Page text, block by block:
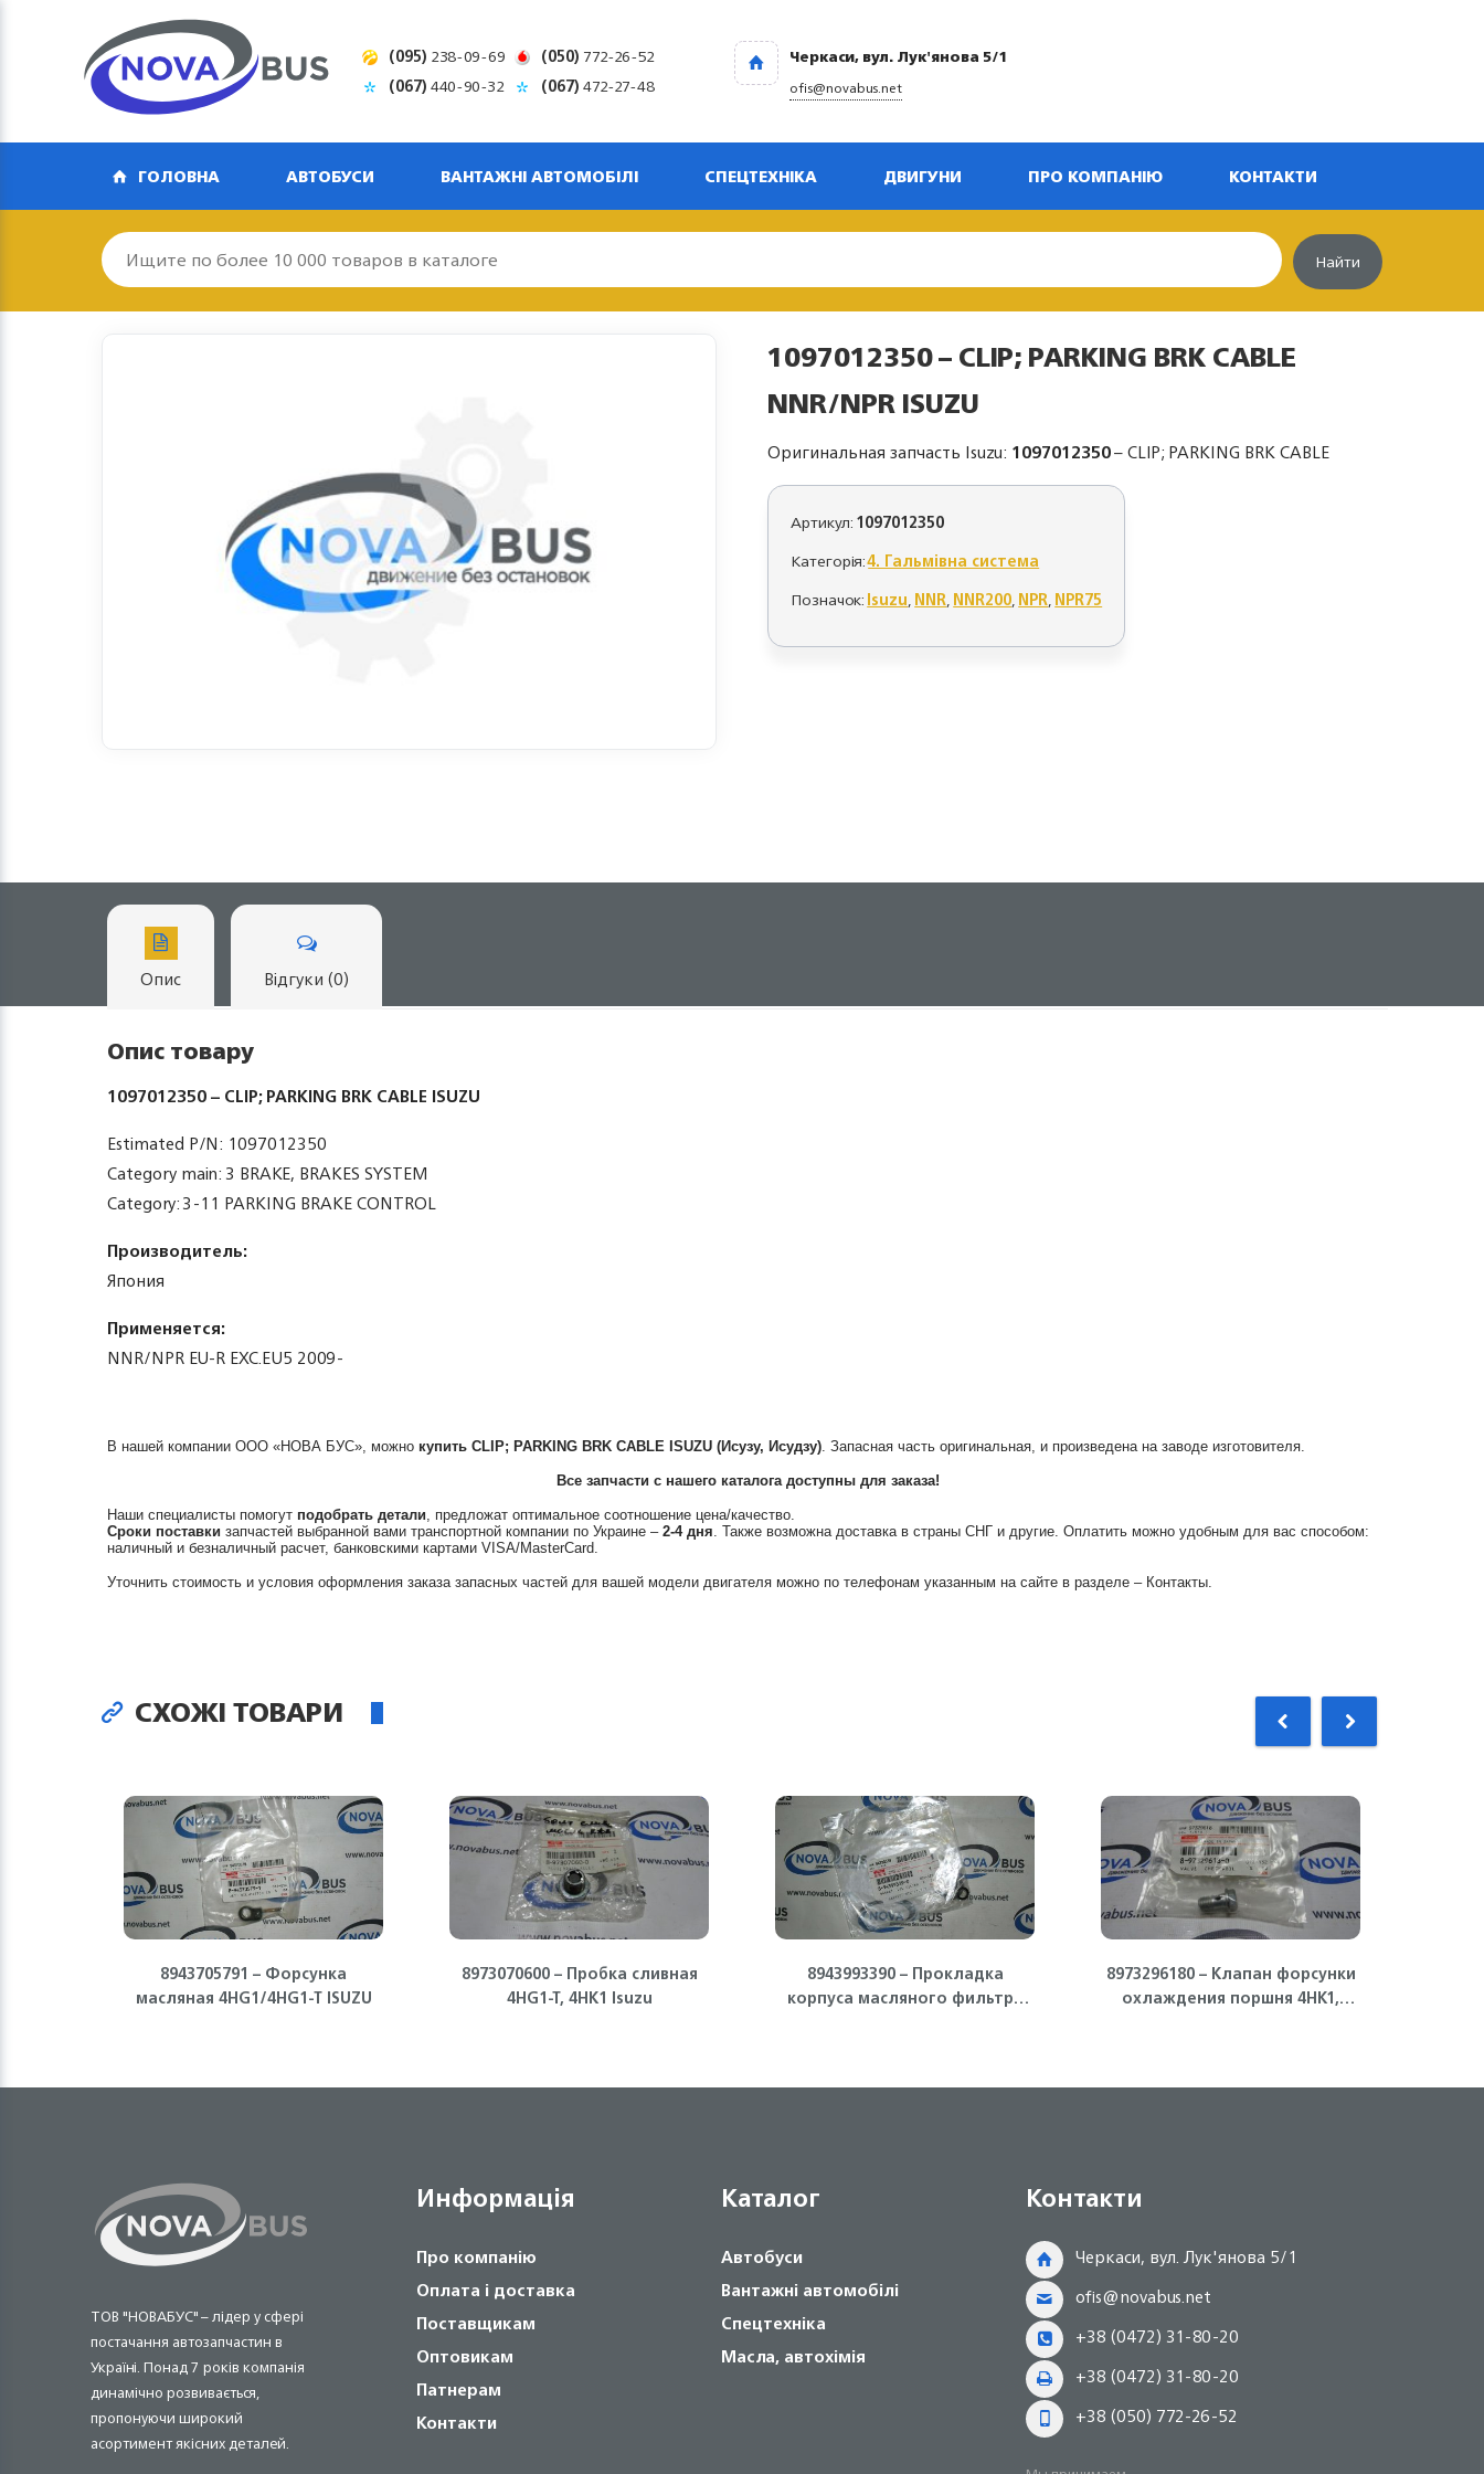
(095) 238-09-69 (050) 772-26-52
(067)440-90-32 (067)472-27-48
Черкаси, вул. Лук'янова 5/1
ofis@novabus.net
ГОЛОВНА АВТОБУСИ ВАНТАЖНІ АВТОМОБІЛІ СПЕЦТЕХНІКА ДВИГУНИ ПРО КОМПАНІЮ КОНТАКТИ
Найти
1097012350 – CLIP; PARKING BRK CABLE
NNR/NPR ISUZU
Оригинальная запчасть Isuzu: 1097012350– CLIP; PARKING BRK CABLE
Артикул:1097012350
Категорія:4. Гальмівна система
Позначок:Isuzu,NNR,NNR200,NPR,NPR75
Опис Відгуки (0)
Опис товару
1097012350 – CLIP; PARKING BRK CABLE ISUZU
Estimated P/N: 1097012350
Category main: 3 BRAKE, BRAKES SYSTEM
Category: 3-11 PARKING BRAKE CONTROL
Производитель:
Япония
Применяется:
NNR/NPR EU-R EXC.EU5 2009-
В нашей компании ООО «НОВА БУС», можно купить CLIP; PARKING BRK CABLE ISUZU (Исузу, Исудзу). Запасная часть оригинальная, и произведена на заводе изготовителя.
Все запчасти с нашего каталога доступны для заказа!
Наши специалисты помогут подобрать детали, предложат оптимальное соотношение цена/качество.
Сроки поставки запчастей выбранной вами транспортной компании по Украине – 2-4 дня. Также возможна доставка в страны СНГ и другие. Оплатить можно удобным для вас способом:
наличный и безналичный расчет, банковскими картами VISA/MasterCard.
Уточнить стоимость и условия оформления заказа запасных частей для вашей модели двигателя можно по телефонам указанным на сайте в разделе – Контакты.
СХОЖІ ТОВАРИ
8943705791 – Форсунка
масляная 4HG1/4HG1-T ISUZU
8973070600 – Пробка сливная
4HG1-T, 4HK1 Isuzu
8943993390 – Прокладка
корпуса масляного фильтра
8973296180 – Клапан форсунки
охлаждения поршня 4HK1,
ТОВ "НОВАБУС" – лідер у сфері
постачання автозапчастин в
Україні. Понад 7 років компанія
динамічно розвивається,
пропонуючи широкий
асортимент якісних деталей.
Информація
Про компанію
Оплата і доставка
Поставщикам
Оптовикам
Патнерам
Контакти
Каталог
Автобуси
Вантажні автомобілі
Спецтехніка
Масла, автохімія
Контакти
Черкаси, вул. Лук'янова 5/1
ofis@novabus.net
+38 (0472) 31-80-20
+38 (0472) 31-80-20
+38 (050) 772-26-52